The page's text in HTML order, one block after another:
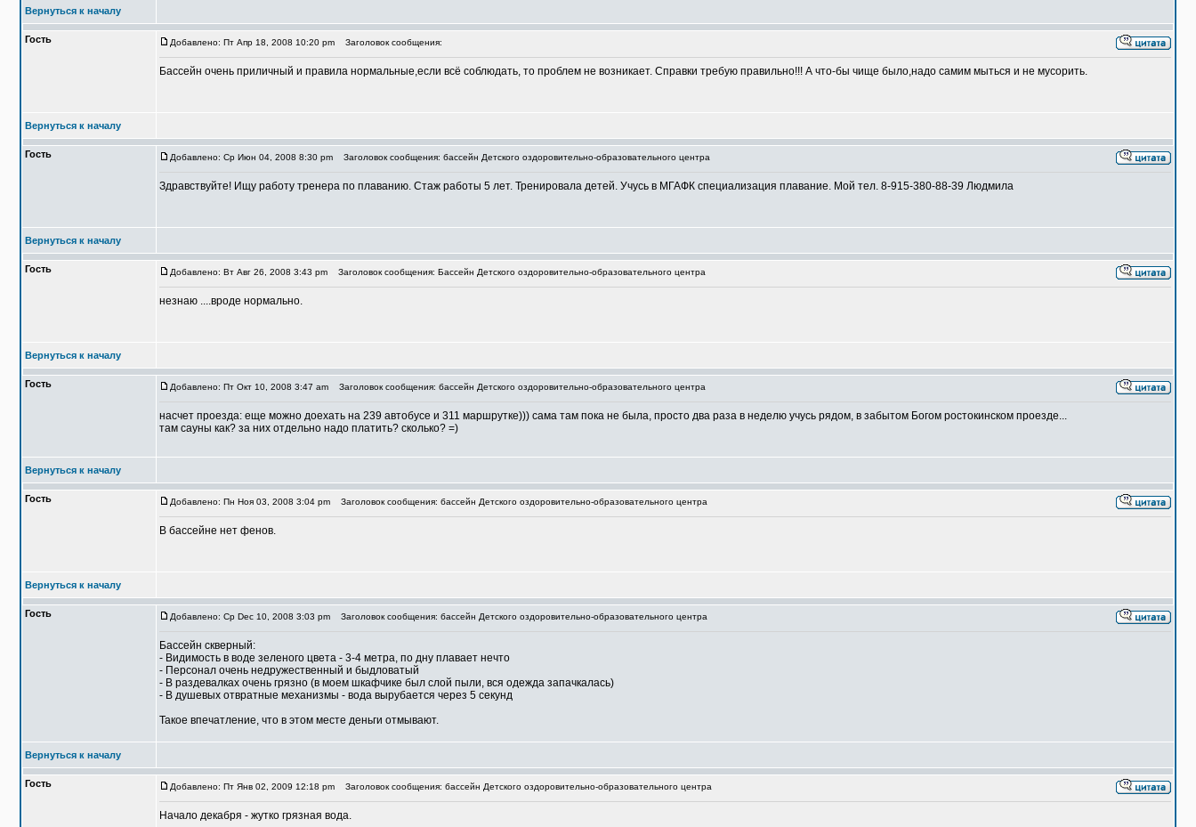
Вернуться к началу
Гость Добавлено: Пт Апр 18, 2008 10:20 pm Заголовок сообщения:
Бассейн очень приличный и правила нормальные,если всё соблюдать, то проблем не возникает. Справки требую правильно!!! А что-бы чище было,надо самим мыться и не мусорить.
Вернуться к началу
Гость Добавлено: Ср Июн 04, 2008 8:30 pm Заголовок сообщения: бассейн Детского оздоровительно-образовательного центра
Здравствуйте! Ищу работу тренера по плаванию. Стаж работы 5 лет. Тренировала детей. Учусь в МГАФК специализация плавание. Мой тел. 8-915-380-88-39 Людмила
Вернуться к началу
Гость Добавлено: Вт Авг 26, 2008 3:43 pm Заголовок сообщения: Бассейн Детского оздоровительно-образовательного центра
незнаю ....вроде нормально.
Вернуться к началу
Гость Добавлено: Пт Окт 10, 2008 3:47 am Заголовок сообщения: бассейн Детского оздоровительно-образовательного центра
насчет проезда: еще можно доехать на 239 автобусе и 311 маршрутке))) сама там пока не была, просто два раза в неделю учусь рядом, в забытом Богом ростокинском проезде...
там сауны как? за них отдельно надо платить? сколько? =)
Вернуться к началу
Гость Добавлено: Пн Ноя 03, 2008 3:04 pm Заголовок сообщения: бассейн Детского оздоровительно-образовательного центра
В бассейне нет фенов.
Вернуться к началу
Гость Добавлено: Ср Dec 10, 2008 3:03 pm Заголовок сообщения: бассейн Детского оздоровительно-образовательного центра
Бассейн скверный:
- Видимость в воде зеленого цвета - 3-4 метра, по дну плавает нечто
- Персонал очень недружественный и быдловатый
- В раздевалках очень грязно (в моем шкафчике был слой пыли, вся одежда запачкалась)
- В душевых отвратные механизмы - вода вырубается через 5 секунд
Такое впечатление, что в этом месте деньги отмывают.
Вернуться к началу
Гость Добавлено: Пт Янв 02, 2009 12:18 pm Заголовок сообщения: бассейн Детского оздоровительно-образовательного центра
Начало декабря - жутко грязная вода.